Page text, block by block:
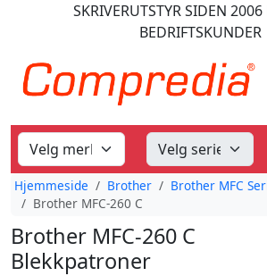
SKRIVERUTSTYRSIDEN 2006
BEDRIFTSKUNDER
Hjemmeside Brother
Brother MFC
Brother MFC-260 C
Brother MFC-260 C
Blekkpatroner